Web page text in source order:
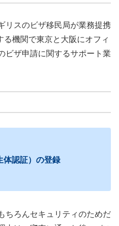
リスのビザ移民局が業務提携
る機関で東京と大阪にオフィ
ビザ申請に関するサポート業
体認証）の登録
ちろんセキュリティのためだ